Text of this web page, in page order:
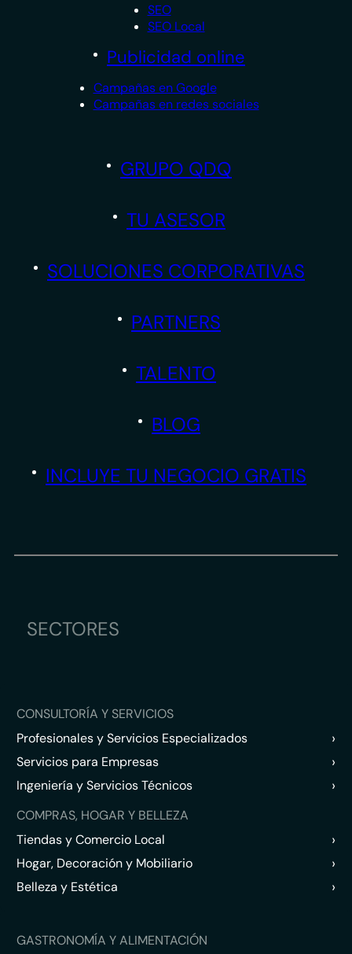
SEO
SEO Local
Publicidad online
Campañas en Google
Campañas en redes sociales
GRUPO QDQ
TU ASESOR
SOLUCIONES CORPORATIVAS
PARTNERS
TALENTO
BLOG
INCLUYE TU NEGOCIO GRATIS
SECTORES
CONSULTORÍA Y SERVICIOS
Profesionales y Servicios Especializados
›
Servicios para Empresas ›
Ingeniería y Servicios Técnicos ›
COMPRAS, HOGAR Y BELLEZA
Tiendas y Comercio Local
›
Hogar, Decoración y Mobiliario ›
Belleza y Estética ›
GASTRONOMÍA Y ALIMENTACIÓN